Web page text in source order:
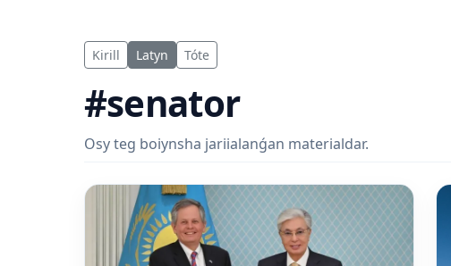
Kirill Latyn Tóte
#senator
Osy teg boiynsha jariialanǵan materialdar.